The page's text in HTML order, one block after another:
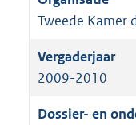
Tweede Kamer
2009-2010